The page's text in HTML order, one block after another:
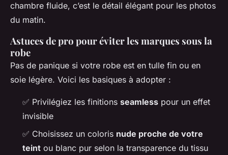
chambre fluide, c’est le détail élégant pour les photos
du matin.
Astuces de pro pour éviter les marques sous la
robe
Pas de panique si votre robe est en tulle fin ou en
soie légère. Voici les basiques à adopter :
✅ Privilégiez les finitions seamless pour un effet
invisible
✅ Choisissez un coloris nude proche de votre
teint ou blanc pur selon la transparence du tissu